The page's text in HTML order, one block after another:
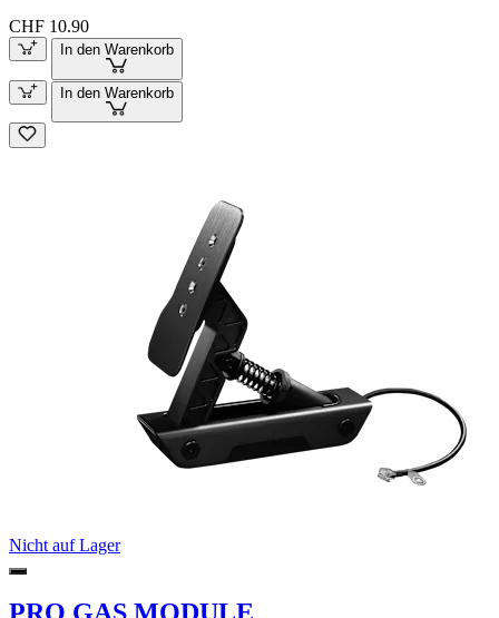
CHF 10.90
In den Warenkorb
In den Warenkorb
Nicht auf Lager
PRO GAS MODULE